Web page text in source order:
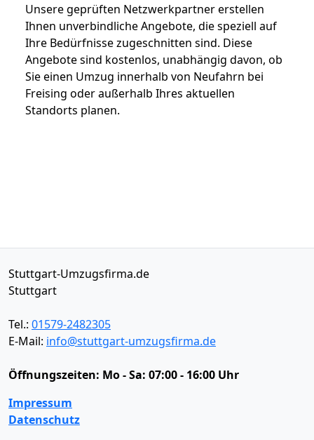
Unsere geprüften Netzwerkpartner erstellen
Ihnen unverbindliche Angebote, die speziell auf
Ihre Bedürfnisse zugeschnitten sind. Diese
Angebote sind kostenlos, unabhängig davon, ob
Sie einen Umzug innerhalb von Neufahrn bei
Freising oder außerhalb Ihres aktuellen
Standorts planen.
Stuttgart-Umzugsfirma.de
Stuttgart
Tel.: 01579-2482305
E-Mail: info@stuttgart-umzugsfirma.de
Öffnungszeiten: Mo - Sa: 07:00 - 16:00 Uhr
Impressum
Datenschutz